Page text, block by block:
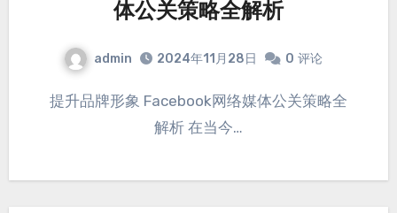
体公关策略全解析
admin 2024年11月28日 0 评论
提升品牌形象 Facebook网络媒体公关策略全
解析 在当今…